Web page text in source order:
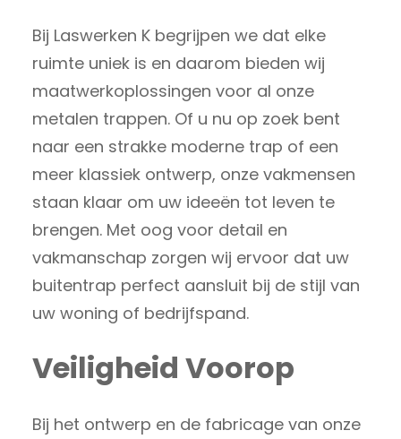
Bij Laswerken K begrijpen we dat elke
ruimte uniek is en daarom bieden wij
maatwerkoplossingen voor al onze
metalen trappen. Of u nu op zoek bent
naar een strakke moderne trap of een
meer klassiek ontwerp, onze vakmensen
staan klaar om uw ideeën tot leven te
brengen. Met oog voor detail en
vakmanschap zorgen wij ervoor dat uw
buitentrap perfect aansluit bij de stijl van
uw woning of bedrijfspand.
Veiligheid Voorop
Bij het ontwerp en de fabricage van onze